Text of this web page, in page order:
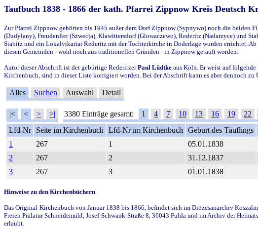
Taufbuch 1838 - 1866 der kath. Pfarrei Zippnow Kreis Deutsch
Zur Pfarrei Zippnow gehörten bis 1945 außer dem Dorf Zippnow (Sypnywo) noch die beiden
(Dudylany), Freudenfier (Szwecja), Klawittersdorf (Glowaczewo), Rederitz (Nadarzyce) und
Stabitz und ein Lokalvikariat Rederitz mit der Tochterkirche in Doderlage wurden errichtet.
diesen Gemeinden - wohl noch aus traditionellen Gründen - in Zippnow getauft worden.
Autor dieser Abschrift ist der gebürtige RederitzerPaul Lüdtke aus Köln. Er weist auf
Kirchenbuch, sind in dieser Liste korrigiert worden. Bei der Abschrift kann es aber dennoch
Alles Suchen Auswahl Detail
|< < > >| 3380 Einträge gesamt: 1 4 7 10 13 16 19 22
Lfd-Nr
Seite im Kirchenbuch Lfd-Nr im Kirchenbuch Geburt des Täuflings
1
267 1 05.01.1838
2
267 2 31.12.1837
3
267 3 01.01.1838
Hinweise zu den Kirchenbüchern
Das Original-Kirchenbuch von Januar 1838 bis 1866, befindet sich im Diözesanarchiv
Freien Prälatur Schneidemühl, Josef-Schwank-Straße 8, 36043 Fulda und im Archiv der
erlaubt.